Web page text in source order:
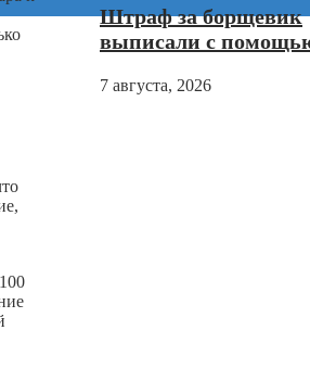
Штраф за борщевик
выписали с
7 августа, 2026